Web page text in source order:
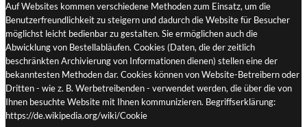
Auf Websites kommen verschiedene Methoden zum Einsatz, um die
Benutzerfreundlichkeit zu steigern und dadurch die Website für Besucher
möglichst leicht bedienbar zu gestalten. Sie ermöglichen auch die
Abwicklung von Bestellabläufen. Cookies (Daten, die der zeitlich
beschränkten Archivierung von Informationen dienen) stellen eine der
bekanntesten Methoden dar. Cookies können von Website-Betreibern oder
Dritten - wie z. B. Werbetreibenden - verwendet werden, die über die von
Ihnen besuchte Website mit Ihnen kommunizieren. Begriffserklärung:
https://de.wikipedia.org/wiki/Cookie